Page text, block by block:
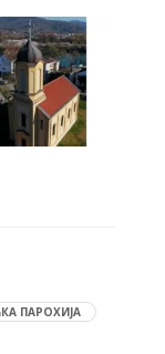
ПАРОХИЈА